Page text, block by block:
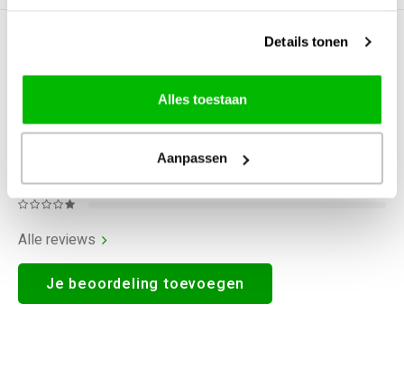
Details tonen
Alles toestaan
Aanpassen
Alle reviews
Je beoordeling toevoegen